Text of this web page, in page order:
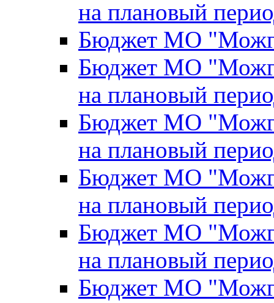
на плановый
Бюджет МО
Бюджет МО
на плановый
Бюджет МО
на плановый
Бюджет МО
на плановый
Бюджет МО
на плановый
Бюджет МО